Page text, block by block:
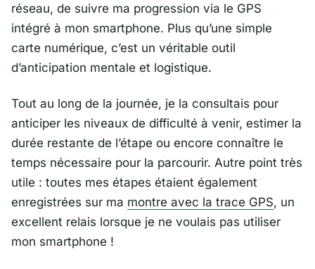
réseau, de suivre ma progression via le GPS
intégré à mon smartphone. Plus qu’une simple
carte numérique, c’est un véritable outil
d’anticipation mentale et logistique.
Tout au long de la journée, je la consultais pour
anticiper les niveaux de difficulté à venir, estimer la
durée restante de l’étape ou encore connaître le
temps nécessaire pour la parcourir. Autre point très
utile : toutes mes étapes étaient également
enregistrées sur ma montre avec la trace GPS, un
excellent relais lorsque je ne voulais pas utiliser
mon smartphone !